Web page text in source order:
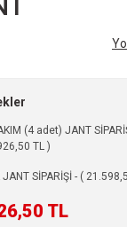
(4 adet) JANT
TL )
JANT SİPARİŞİ - (
TL